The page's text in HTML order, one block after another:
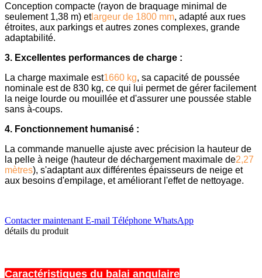
Conception compacte (rayon de braquage minimal de
seulement 1,38 m) etlargeur de 1800 mm, adapté aux rues
étroites, aux parkings et autres zones complexes, grande
adaptabilité.
3. Excellentes performances de charge :
La charge maximale est1660 kg, sa capacité de poussée
nominale est de 830 kg, ce qui lui permet de gérer facilement
la neige lourde ou mouillée et d'assurer une poussée stable
sans à-coups.
4. Fonctionnement humanisé :
La commande manuelle ajuste avec précision la hauteur de
la pelle à neige (hauteur de déchargement maximale de2,27
mètres), s'adaptant aux différentes épaisseurs de neige et
aux besoins d'empilage, et améliorant l'effet de nettoyage.
Contacter maintenant E-mail Téléphone WhatsApp
détails du produit
Caractéristiques du balai angulaire